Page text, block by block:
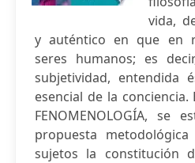
vida,
y auténtico en que en
seres humanos; es
subjetividad, entendida
esencial de la
FENOMENOLOGÍA, se
propuesta
sujetos la constitución